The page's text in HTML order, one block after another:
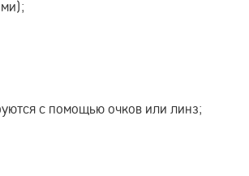
с помощью очков или линз;